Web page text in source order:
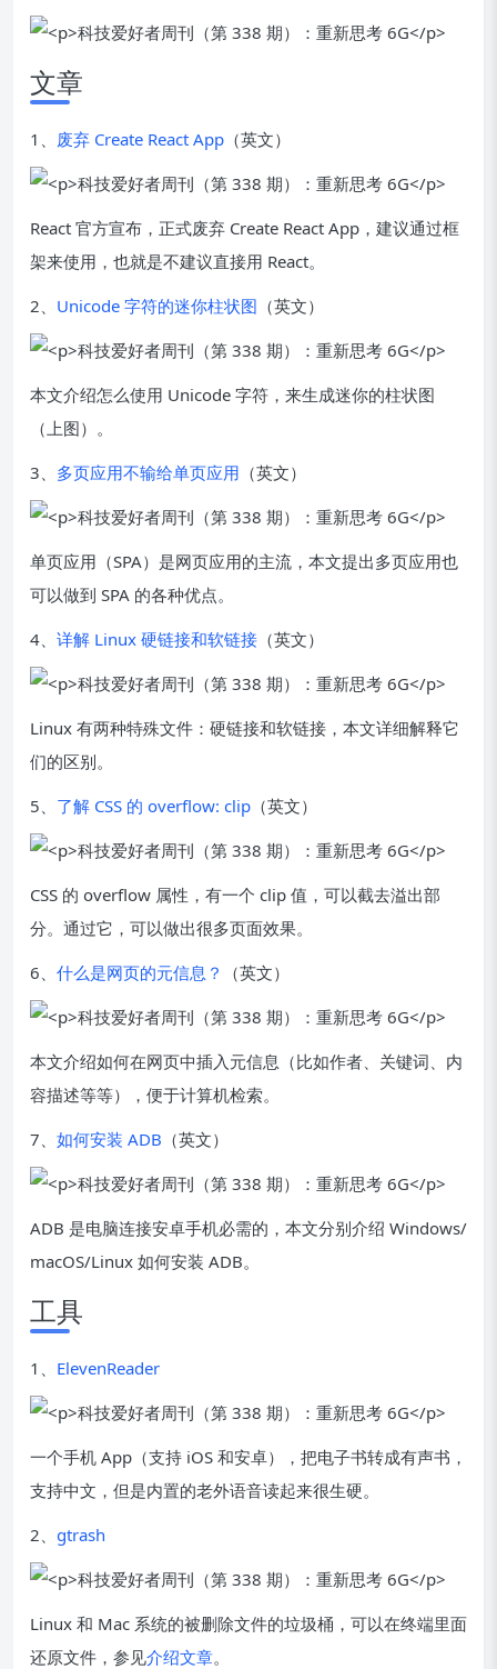
文章
1、 废弃 Create React App （英文）
React 官方宣布，正式废弃 Create React App，建议通过框
架来使用，也就是不建议直接用 React。
2、 Unicode 字符的迷你柱状图 （英文）
本文介绍怎么使用 Unicode 字符，来生成迷你的柱状图
（上图）。
3、 多页应用不输给单页应用 （英文）
单页应用（SPA）是网页应用的主流，本文提出多页应用也
可以做到 SPA 的各种优点。
4、 详解 Linux 硬链接和软链接 （英文）
Linux 有两种特殊文件：硬链接和软链接，本文详细解释它
们的区别。
5、 了解 CSS 的 overflow: clip （英文）
CSS 的 overflow 属性，有一个 clip 值，可以截去溢出部
分。通过它，可以做出很多页面效果。
6、 什么是网页的元信息？ （英文）
本文介绍如何在网页中插入元信息（比如作者、关键词、内
容描述等等），便于计算机检索。
7、 如何安装 ADB （英文）
ADB 是电脑连接安卓手机必需的，本文分别介绍 Windows/
macOS/Linux 如何安装 ADB。
工具
1、 ElevenReader
一个手机 App（支持 iOS 和安卓），把电子书转成有声书，
支持中文，但是内置的老外语音读起来很生硬。
2、 gtrash
Linux 和 Mac 系统的被删除文件的垃圾桶，可以在终端里面
还原文件，参见介绍文章。